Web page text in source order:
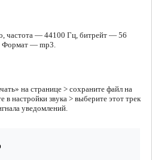
частота — 44100 Гц, битрейт — 56
Формат — mp3.
на странице > сохраните файл на
в настройки звука > выберите этот трек
уведомлений.